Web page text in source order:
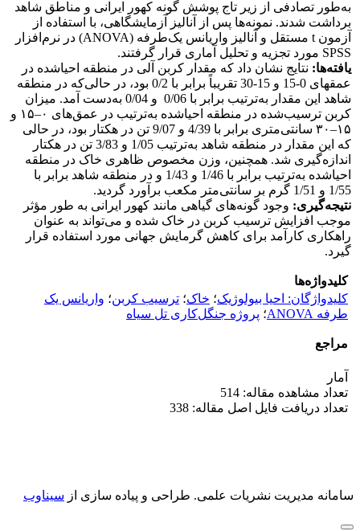
به‌طور تصادفی از زیر تاج پوشش گونه کهور ایرانی و مناطق شاهد
برداشت شدند. نمونه‌ها پس از آنالیز آزمایشگاهی، با استفاده از
آزمون t مستقل و آنالیز واریانس یک‌طرفه (ANOVA) در نرم‌افزار
SPSS مورد تجزیه و تحلیل آماری قرار گرفتند.
یافته‌ها: نتایج نشان داد که مقدار کربن آلی در منطقه احیاشده در
عمق­های 0-15 و 15-30 تقریباً برابر با 0/2 بود، در حالی‌که در منطقه
شاهد این مقدار به‌ترتیب برابر با 0/06 و 0/04 به‌دست آمد. میزان
کربن ترسیب‌شده در منطقه احیاشده به‌ترتیب در عمق‌های ۰–۱۵ و
۱۵–۳۰ سانتی‌متری برابر با 4/39 و 9/07 تن در هکتار بود، در حالی
که این مقدار در منطقه شاهد به‌ترتیب 1/05 و 3/83 تن در هکتار
اندازه‌گیری شد. همچنین، وزن مخصوص ظاهری خاک در منطقه
احیاشده به‌ترتیب برابر با 1/46 و 1/43 و در منطقه شاهد برابر با
1/55 و 1/51 گرم بر سانتی‌متر مکعب برآورد گردید.
نتیجه‌گیری: وجود گونه‌های گیاهی مانند کهور ایرانی به طور مؤثر
موجب افزایش ترسیب کربن در خاک شده و می‌تواند به عنوان
راهکاری کارآمد برای کاهش گرمایش جهانی مورد استفاده قرار
گیرد.
کلیدواژه‌ها
کلیدواژگان: احیا بیولوژیک؛ خاک؛ ترسیب کربن؛ واریانس یک
طرفه ANOVA
؛ پروژه جنگل‌کاری تل سیاه
مراجع
آمار
تعداد مشاهده مقاله: 514
تعداد دریافت فایل اصل مقاله: 338
سامانه مدیریت نشریات علمی. طراحی و پیاده سازی از سیناوب